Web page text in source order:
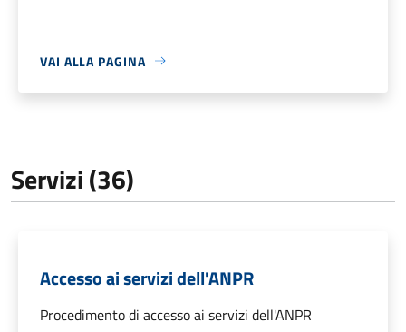
VAI ALLA PAGINA
Servizi (36)
Accesso ai servizi dell'ANPR
Procedimento di accesso ai servizi dell'ANPR